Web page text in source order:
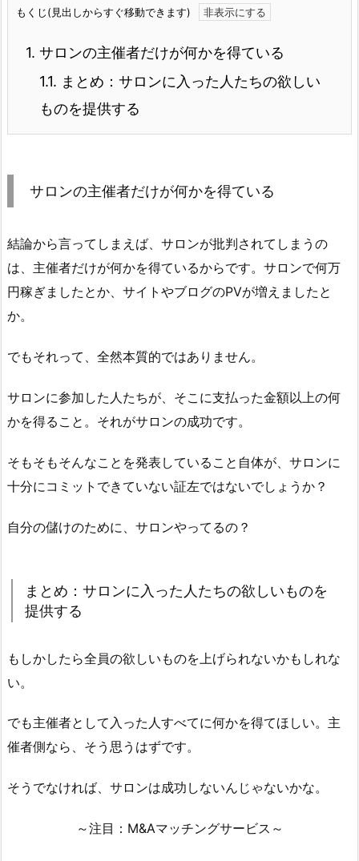
もくじ(見出しからすぐ移動できます)
1. サロンの主催者だけが何かを得ている
1.1. まとめ：サロンに入った人たちの欲しい
ものを提供する
サロンの主催者だけが何かを得ている
結論から言ってしまえば、サロンが批判されてしまうの
は、主催者だけが何かを得ているからです。サロンで何万
円稼ぎましたとか、サイトやブログのPVが増えましたと
か。
でもそれって、全然本質的ではありません。
サロンに参加した人たちが、そこに支払った金額以上の何
かを得ること。それがサロンの成功です。
そもそもそんなことを発表していること自体が、サロンに
十分にコミットできていない証左ではないでしょうか？
自分の儲けのために、サロンやってるの？
まとめ：サロンに入った人たちの欲しいものを
提供する
もしかしたら全員の欲しいものを上げられないかもしれな
い。
でも主催者として入った人すべてに何かを得てほしい。主
催者側なら、そう思うはずです。
そうでなければ、サロンは成功しないんじゃないかな。
～注目：M&Aマッチングサービス～